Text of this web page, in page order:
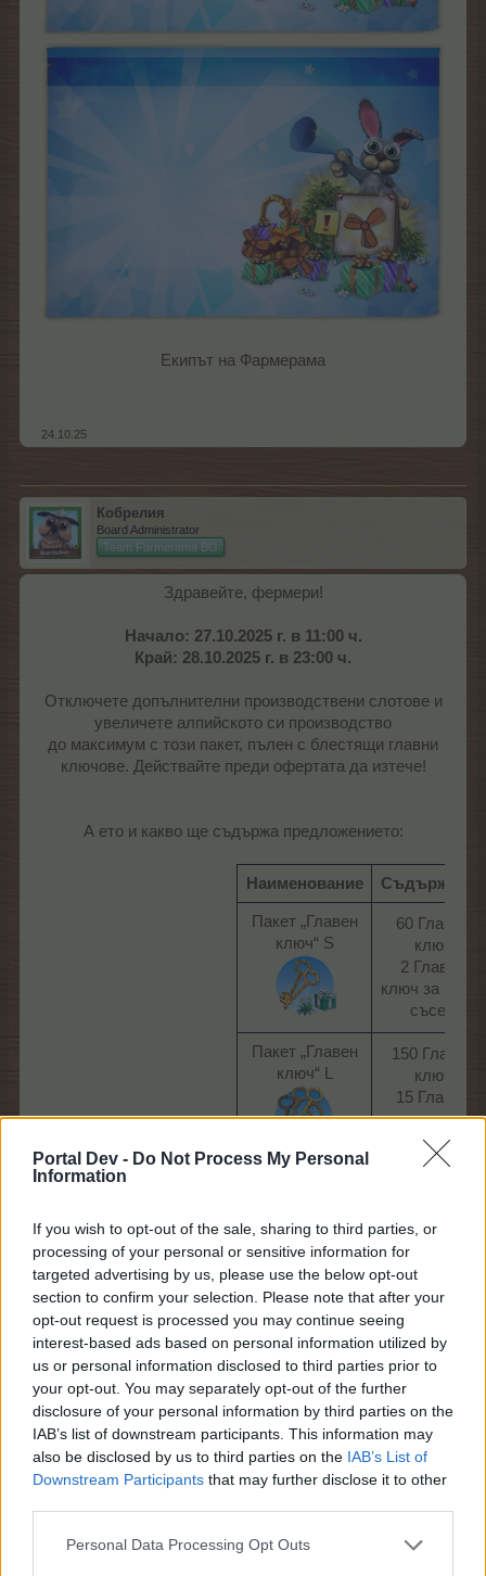
Portal Dev - Do Not Process My Personal
Information
If you wish to opt-out of the sale, sharing to third parties, or
processing of your personal or sensitive information for
targeted advertising by us, please use the below opt-out
section to confirm your selection. Please note that after your
opt-out request is processed you may continue seeing
interest-based ads based on personal information utilized by
us or personal information disclosed to third parties prior to
your opt-out. You may separately opt-out of the further
disclosure of your personal information by third parties on the
IAB’s list of downstream participants. This information may
also be disclosed by us to third parties on the IAB’s List of
Downstream Participants that may further disclose it to other
Personal Data Processing Opt Outs
Екипът на Фармерама​
24.10.25
Кобрелия
Board Administrator
Team Farmerama BG
Здравейте, фермери!
Начало: 27.10.2025 г. в 11:00 ч.
Край: 28.10.2025 г. в 23:00 ч.
Отключете допълнителни производствени слотове и
увеличете алпийското си производство
до максимум с този пакет, пълен с блестящи главни
ключове. Действайте преди офертата да изтече!
А ето и какво ще съдържа предложението:
Наименование Съдържание
Пакет „Главен
ключ“ S
60 Главен
ключ
2 Главен
ключ за всеки
съсед​
Пакет „Главен
ключ“ L
150 Главен
ключ
15 Главен
ключ за всеки
съсед​
Екипът на Фармерама​
24.10.25